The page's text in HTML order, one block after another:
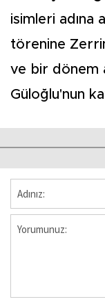
isimleri adına
törenine
ve bir dönem
Güloğlu'nun